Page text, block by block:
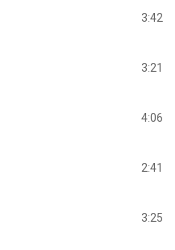
3:42
3:21
4:06
2:41
3:25